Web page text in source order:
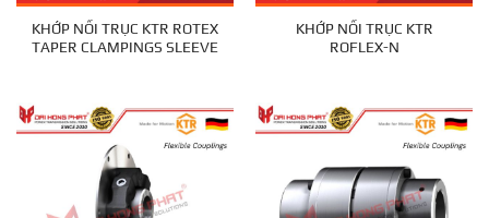
KHỚP NỐI TRỤC KTR ROTEX
TAPER CLAMPINGS SLEEVE
KHỚP NỐI TRỤC KTR
ROFLEX-N